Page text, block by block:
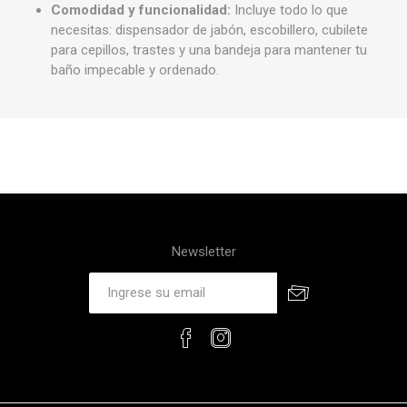
Comodidad y funcionalidad: Incluye todo lo que
necesitas: dispensador de jabón, escobillero, cubilete
para cepillos, trastes y una bandeja para mantener tu
baño impecable y ordenado.
Newsletter